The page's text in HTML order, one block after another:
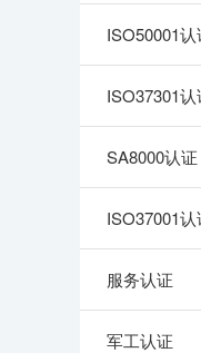
ISO50001认
ISO37301认
SA8000认证
ISO37001认
服务认证
军工认证